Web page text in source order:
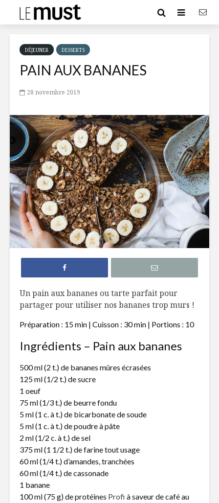
DÉJEUNER DESSERTS
PAIN AUX BANANES
28 novembre 2019
Un pain aux bananes ou tarte parfait pour
partager pour utiliser nos bananes trop murs !
Préparation : 15 min | Cuisson : 30 min | Portions : 10
Ingrédients – Pain aux bananes
500 ml (2 t.) de bananes mûres écrasées
125 ml (1/2 t.) de sucre
1 oeuf
75 ml (1/3 t.) de beurre fondu
5 ml (1 c. à t.) de bicarbonate de soude
5 ml (1 c. à t.) de poudre à pâte
2 ml (1/2 c. à t.) de sel
375 ml (1 1/2 t.) de farine tout usage
60 ml (1/4 t.) d’amandes, tranchées
60 ml (1/4 t.) de cassonade
1 banane
100 ml (75 g) de protéines Profi à saveur de café au
Gâteau à la
compote de
graines de
citrouille et
compote de
garniture
Pouding
fruits
Beignes
Plaisirs de table
d’argile
canard effiloché
aliments